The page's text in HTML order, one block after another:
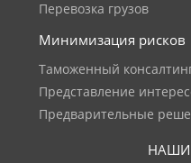
Перевозка грузов
Минимизация рисков
Таможенный
Представление
Предварительные
НАШИ